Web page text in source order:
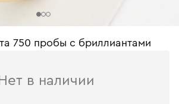
750 пробы c бриллиантами
Нет в наличии